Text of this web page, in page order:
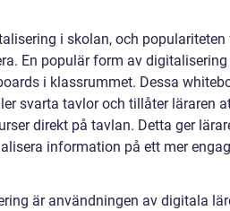
i skolan, och populariteten
En populär form av digitalisering
i klassrummet. Dessa
svarta tavlor och tillåter läraren
direkt på tavlan. Detta ger
information på ett mer
är användningen av digitala